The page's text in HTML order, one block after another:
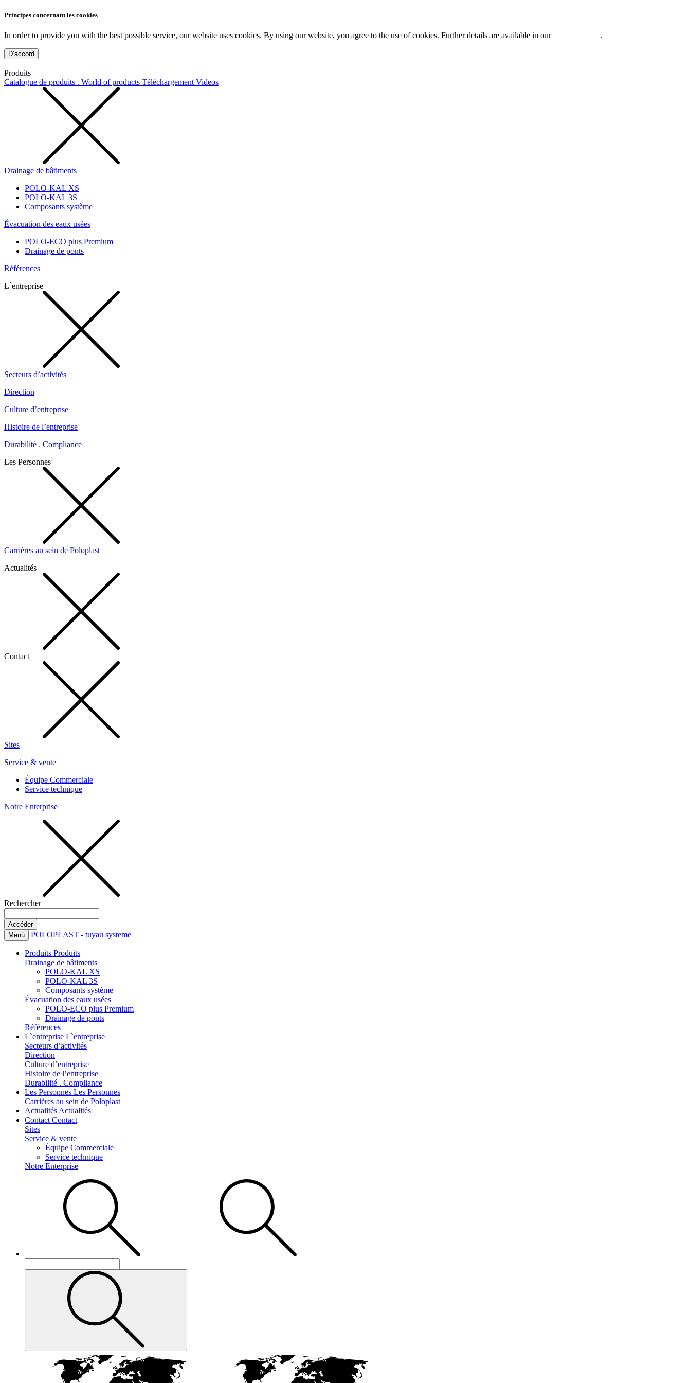
Principes concernant les cookies
In order to provide you with the best possible service, our website uses cookies. By using our website, you agree to the use of cookies. Further details are available in our .
D’accord
Produits
Catalogue de produits . World of products Téléchargement Videos
Drainage de bâtiments
POLO-KAL XS
POLO-KAL 3S
Composants système
Évacuation des eaux usées
POLO-ECO plus Premium
Drainage de ponts
Références
L`entreprise
Secteurs d’activités
Direction
Culture d’entreprise
Histoire de l’entreprise
Durabilité . Compliance
Les Personnes
Carrières au sein de Poloplast
Actualités
Contact
Sites
Service & vente
Équipe Commerciale
Service technique
Notre Enterprise
Rechercher
Menü POLOPLAST - tuyau systeme
Produits Produits
Drainage de bâtiments
POLO-KAL XS
POLO-KAL 3S
Composants système
Évacuation des eaux usées
POLO-ECO plus Premium
Drainage de ponts
Références
L`entreprise L`entreprise
Secteurs d’activités
Direction
Culture d’entreprise
Histoire de l’entreprise
Durabilité . Compliance
Les Personnes Les Personnes
Carrières au sein de Poloplast
Actualités Actualités
Contact Contact
Sites
Service & vente
Équipe Commerciale
Service technique
Notre Enterprise